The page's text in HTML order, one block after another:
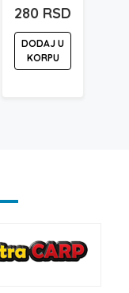
280 RSD
DODAJ U
KORPU